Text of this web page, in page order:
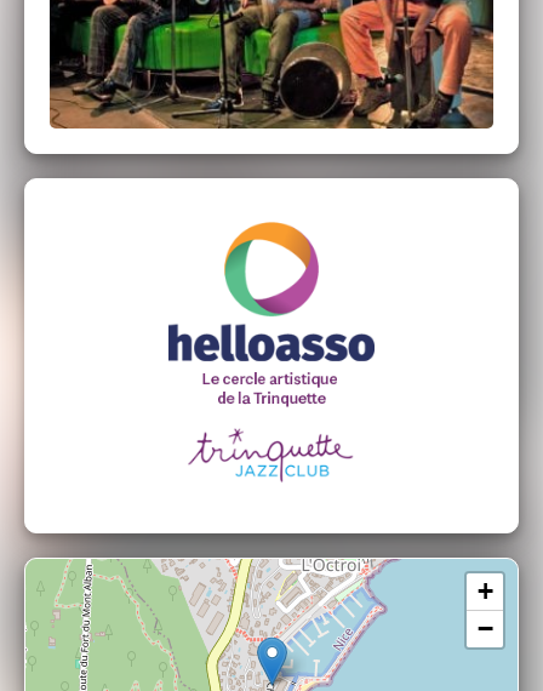
Jamal OUASSINI : Violon
Karam LEFHEIEL : Guitare acoustique
+
−